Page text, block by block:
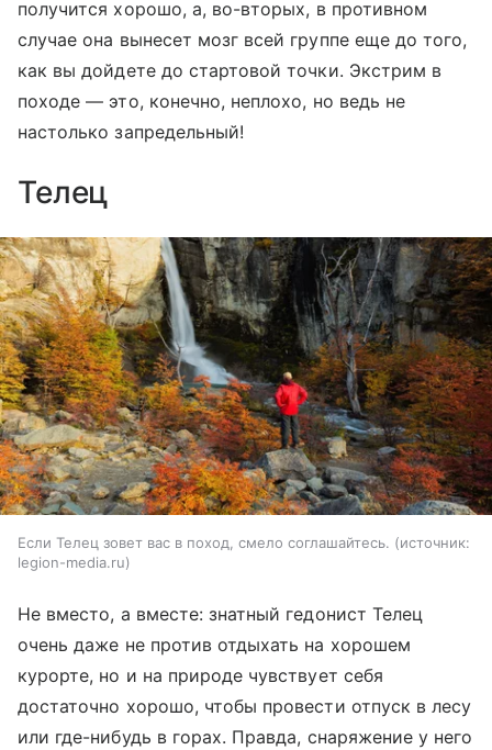
получится хорошо, а, во-вторых, в противном
случае она вынесет мозг всей группе еще до того,
как вы дойдете до стартовой точки. Экстрим в
походе — это, конечно, неплохо, но ведь не
настолько запредельный!
Телец
Если Телец зовет вас в поход, смело соглашайтесь.
источник:
legion-media.ru
Не вместо, а вместе: знатный гедонист Телец
очень даже не против отдыхать на хорошем
курорте, но и на природе чувствует себя
достаточно хорошо, чтобы провести отпуск в лесу
или где-нибудь в горах. Правда, снаряжение у него